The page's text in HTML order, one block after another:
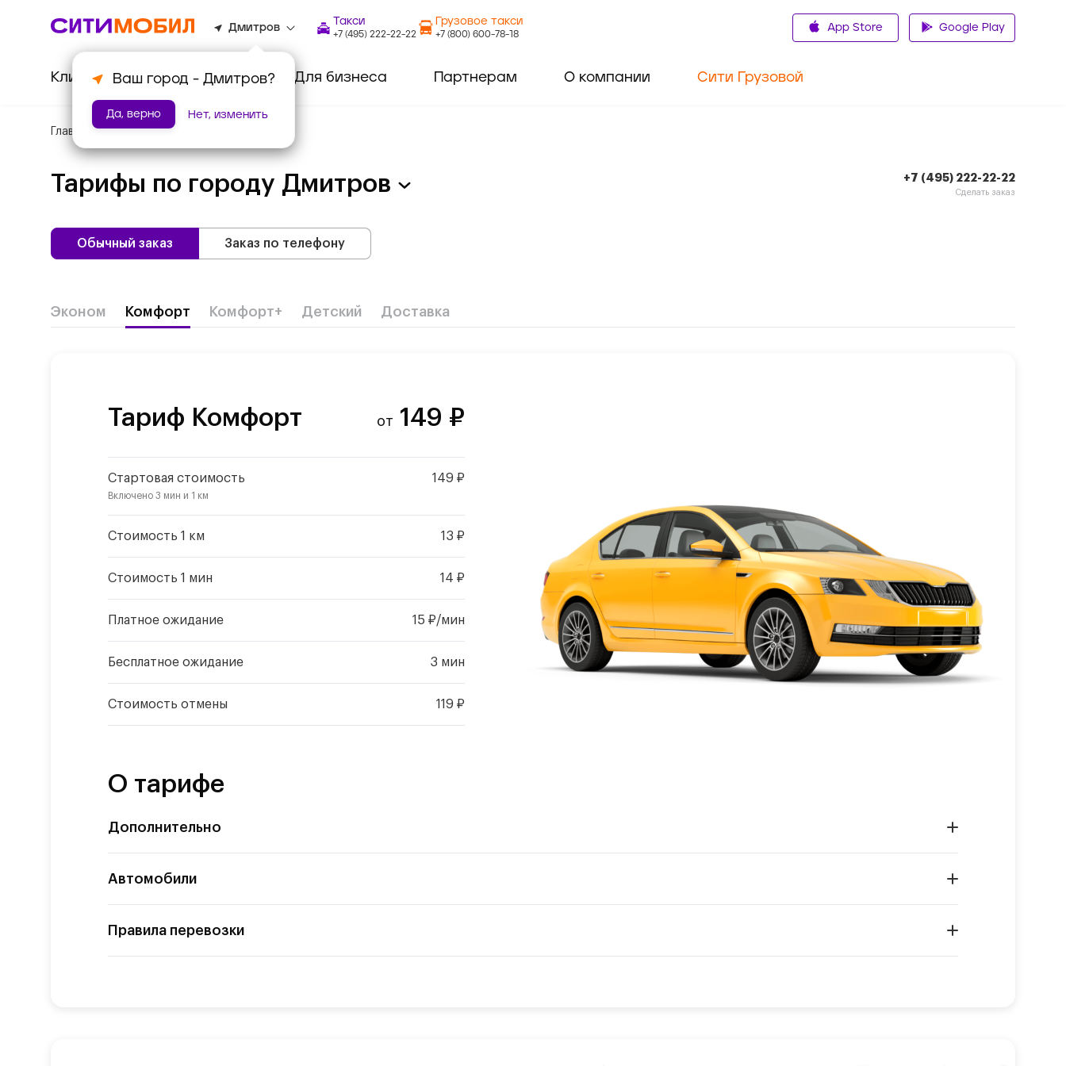
Дмитров
Ваш город - Дмитров?
Да, верно Нет, изменить
Такси
+7 (495) 222-22-22
Грузовое такси
+7 (800) 600-78-18
App Store Google Play
Клиентам Водителям Для бизнеса Партнерам О компании Сити Грузовой
Главная /Тарифы
Тарифы по городу Дмитров +7 (495) 222-22-22
Сделать заказ
Обычный заказ Заказ по телефону
Эконом Комфорт Комфорт+ Детский Доставка
Тариф Комфорт от 149 ₽
Стартовая стоимость 149 ₽
Включено 3 мин и 1 км
Стоимость 1 км 13 ₽
Стоимость 1 мин 14 ₽
Платное ожидание 15 ₽/мин
Бесплатное ожидание 3 мин
Стоимость отмены 119 ₽
О тарифе
Дополнительно
Автомобили
Правила перевозки